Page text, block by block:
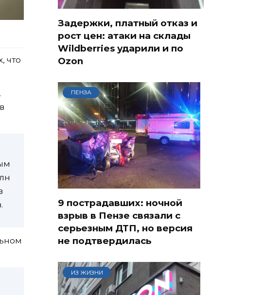
что
в
Задержки, платный отказ и
рост цен: атаки на склады
Wildberries ударили и по
Ozon
ПЕНЗА
9 пострадавших: ночной
взрыв в Пензе связали с
серьезным ДТП, но версия
не подтвердилась
ИЗ ЖИЗНИ